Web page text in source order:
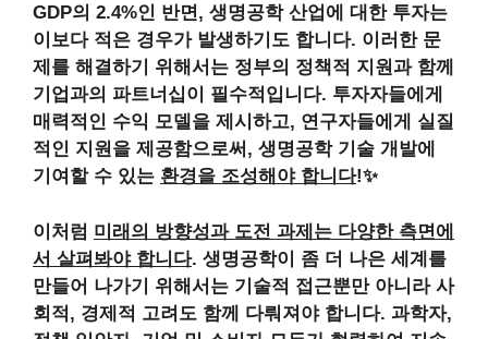
GDP의 2.4%인 반면, 생명공학 산업에 대한 투자는
이보다 적은 경우가 발생하기도 합니다. 이러한 문
제를 해결하기 위해서는 정부의 정책적 지원과 함께
기업과의 파트너십이 필수적입니다. 투자자들에게
매력적인 수익 모델을 제시하고, 연구자들에게 실질
적인 지원을 제공함으로써, 생명공학 기술 개발에
기여할 수 있는 환경을 조성해야 합니다!✨
이처럼 미래의 방향성과 도전 과제는 다양한 측면에
서 살펴봐야 합니다. 생명공학이 좀 더 나은 세계를
만들어 나가기 위해서는 기술적 접근뿐만 아니라 사
회적, 경제적 고려도 함께 다뤄져야 합니다. 과학자,